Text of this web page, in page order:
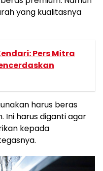
yang kualitasnya
Pers Mitra
harus beras
Ini harus diganti agar
kepada